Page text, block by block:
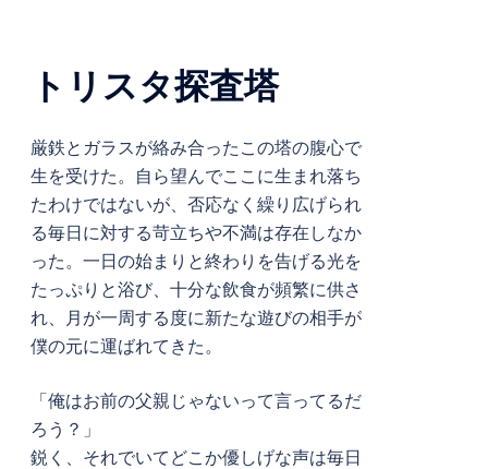
トリスタ探査塔
厳鉄とガラスが絡み合ったこの塔の腹心で
生を受けた。自ら望んでここに生まれ落ち
たわけではないが、否応なく繰り広げられ
る毎日に対する苛立ちや不満は存在しなか
った。一日の始まりと終わりを告げる光を
たっぷりと浴び、十分な飲食が頻繁に供さ
れ、月が一周する度に新たな遊びの相手が
僕の元に運ばれてきた。
「俺はお前の父親じゃないって言ってるだ
ろう？」
鋭く、それでいてどこか優しげな声は毎日